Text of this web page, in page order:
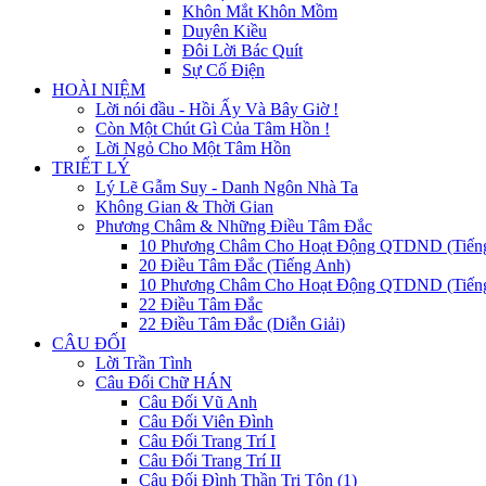
Khôn Mắt Khôn Mồm
Duyên Kiều
Đôi Lời Bác Quít
Sự Cố Điện
HOÀI NIỆM
Lời nói đầu - Hồi Ấy Và Bây Giờ !
Còn Một Chút Gì Của Tâm Hồn !
Lời Ngỏ Cho Một Tâm Hồn
TRIẾT LÝ
Lý Lẽ Gẫm Suy - Danh Ngôn Nhà Ta
Không Gian & Thời Gian
Phương Châm & Những Điều Tâm Đắc
10 Phương Châm Cho Hoạt Động QTDND
20 Điều Tâm Đắc (Tiếng Anh)
10 Phương Châm Cho Hoạt Động QTDND
22 Điều Tâm Đắc
22 Điều Tâm Đắc (Diễn Giải)
CÂU ĐỐI
Lời Trần Tình
Câu Đối Chữ HÁN
Câu Đối Vũ Anh
Câu Đối Viên Đình
Câu Đối Trang Trí I
Câu Đối Trang Trí II
Câu Đối Đình Thần Tri Tôn (1)